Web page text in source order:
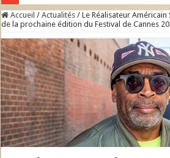
GHASSOUL : L’ARGILE MAROCAINE QUI
Accueil / Actualités / Le Réalisateur Américain
de la prochaine édition du Festival de Cannes